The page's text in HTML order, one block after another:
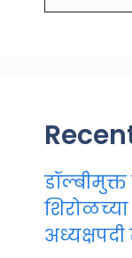
डॉल्बीमुक्त